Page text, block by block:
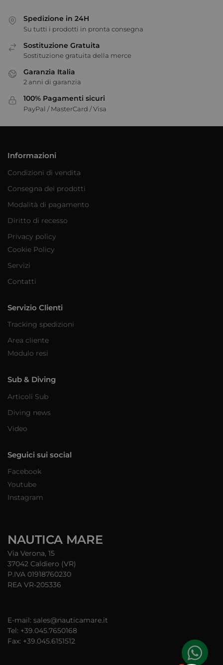
Spedizione in 24H
Su tutti i prodotti in pronta consegna
Sostituzione Gratuita
Sostituzione gratuita della merce
Garanzia Italia
2 anni di garanzia
100% Pagamenti sicuri
PayPal / MasterCard / Visa
Informazioni
Condizioni di vendita
Consegna dei prodotti
Modalità di pagamento
Diritto di recesso
Privacy policy
Cookie Policy
Servizi
Contatti
Servizio Clienti
Tracking spedizioni
Area cliente
Modulo resi
Sub & Diving
Articoli Sub
Diving news
Video
Seguici sui social
Facebook
Youtube
Instagram
NAUTICA MARE
Via Verona, 15
37042 Caldiero (VR)
P.IVA 01918760230
REA VR-205336
E-mail: sales@nauticamare.it
Tel: +39.045.7650168
Fax: +39.045.6151512